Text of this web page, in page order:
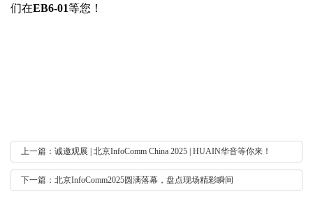
们在EB6-01等您！
上一篇：诚邀观展 | 北京InfoComm China 2025 | HUAIN华音等你来！
下一篇：北京InfoComm2025圆满落幕，盘点现场精彩瞬间